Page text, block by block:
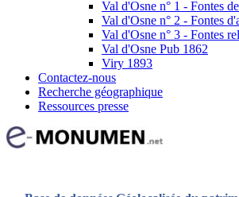
Val d'Osne n° 1 - Fontes
Val d'Osne n° 2 - Fontes
Val d'Osne n° 3 - Fontes
Val d'Osne Pub 1862
Viry 1893
Contactez-nous
Recherche géographique
Ressources presse